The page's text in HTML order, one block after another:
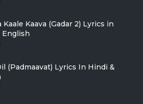
Kaale Kaava (Gadar 2) Lyrics in
English
(Padmaavat) Lyrics In Hindi &